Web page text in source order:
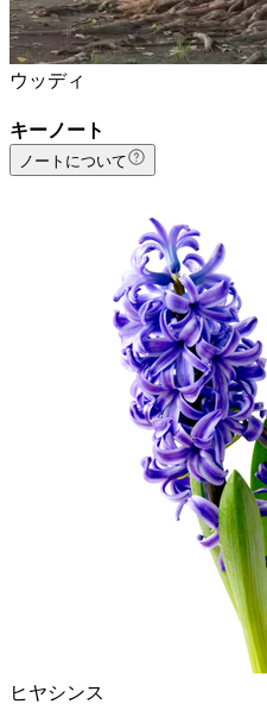
ウッディ
キーノート
ノートについて
ヒヤシンス